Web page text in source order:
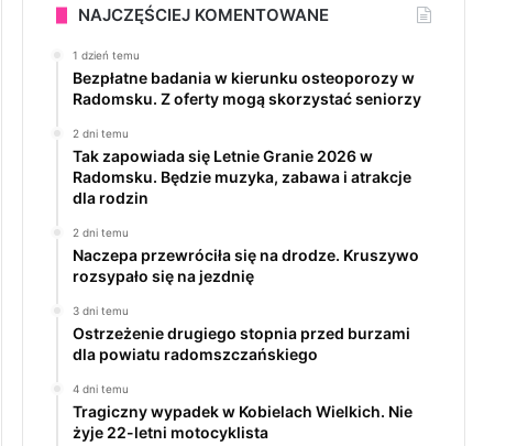
NAJCZĘŚCIEJ KOMENTOWANE
1 dzień temu
Bezpłatne badania w kierunku osteoporozy w
Radomsku. Z oferty mogą skorzystać seniorzy
2 dni temu
Tak zapowiada się Letnie Granie 2026 w
Radomsku. Będzie muzyka, zabawa i atrakcje
dla rodzin
2 dni temu
Naczepa przewróciła się na drodze. Kruszywo
rozsypało się na jezdnię
3 dni temu
Ostrzeżenie drugiego stopnia przed burzami
dla powiatu radomszczańskiego
4 dni temu
Tragiczny wypadek w Kobielach Wielkich. Nie
żyje 22-letni motocyklista